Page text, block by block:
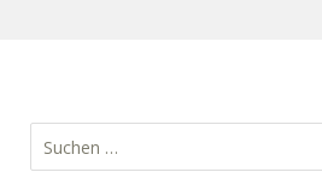
Suchen
nach: